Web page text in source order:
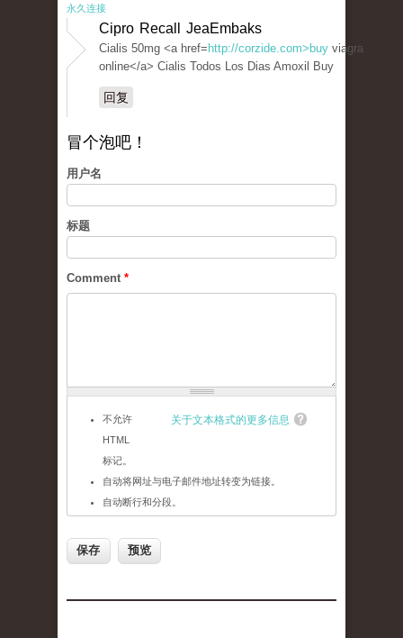
永久连接
Cipro Recall JeaEmbaks
Cialis 50mg <a href= http://corzide.com>buy viagra
online</a> Cialis Todos Los Dias Amoxil Buy
回复
冒个泡吧！
用户名
标题
Comment *
关于文本格式的更多信息
不允许
HTML
标记。
自动将网址与电子邮件地址转变为链接。
自动断行和分段。